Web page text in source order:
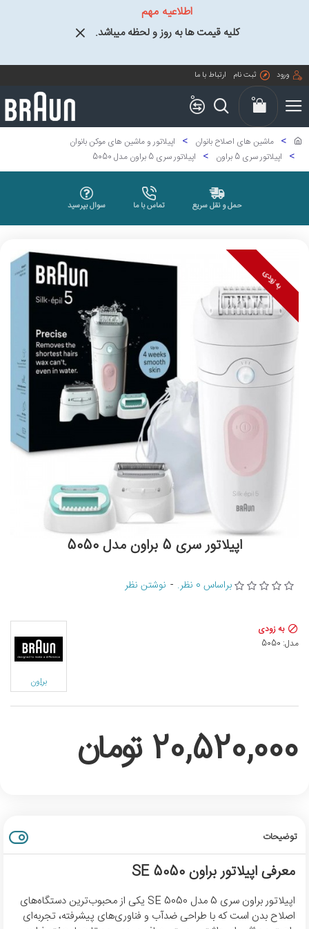
اطلاعیه مهم
کلیه قیمت ها به روز و لحظه میباشد.
ورود ثبت نام ارتباط با ما
0 0
ماشین های اصلاح بانوان
اپیلاتور و ماشین های موکن بانوان
اپیلاتور سری 5 براون
اپیلاتور سری 5 براون مدل 5050
حمل و نقل سریع تماس با ما سوال بپرسید
به زودی
اپیلاتور سری 5 براون مدل 5050
به زودی
مدل: 5050
براون
براساس 0 نظر. - نوشتن نظر
20,520,000 تومان
توضیحات
معرفی اپیلاتور براون SE 5050
اپیلاتور براون سری 5 مدل SE 5050 یکی از محبوب‌ترین دستگاه‌های
اصلاح بدن است که با طراحی ضدآب و فناوری‌های پیشرفته، تجربه‌ای